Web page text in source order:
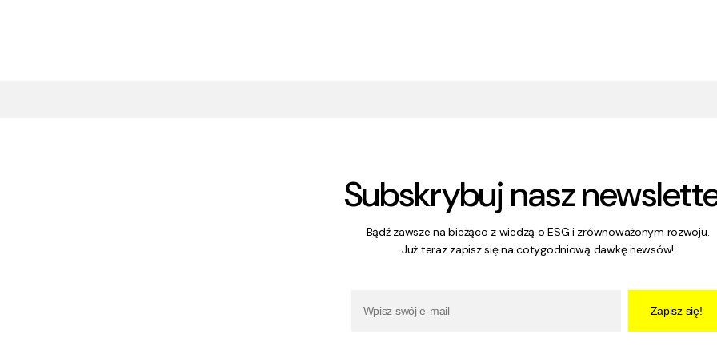
Subskrybuj nasz
Bądź zawsze na bieżąco z wiedzą o ESG i zrównoważonym rozwoju.
Już teraz zapisz się na cotygodniową dawkę newsów!
Zapisz się!